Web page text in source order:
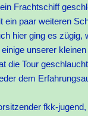
Frachtschiff
ein paar weiteren
hier ging es
unserer
die Tour
dem
fkk-